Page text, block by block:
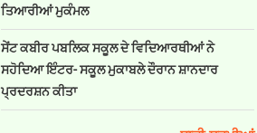
ਤਿਆਰੀਆਂ ਮੁਕੰਮਲ
ਸੇਂਟ ਕਬੀਰ ਪਬਲਿਕ ਸਕੂਲ ਦੇ ਵਿਦਿਆਰਥੀਆਂ ਨੇ
ਸਹੋਦਿਆ ਇੰਟਰ- ਸਕੂਲ ਮੁਕਾਬਲੇ ਦੌਰਾਨ ਸ਼ਾਨਦਾਰ
ਪ੍ਰਦਰਸ਼ਨ ਕੀਤਾ